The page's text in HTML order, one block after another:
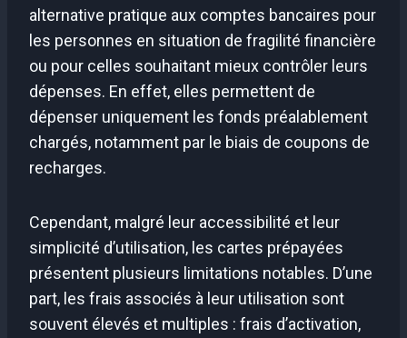
alternative pratique aux comptes bancaires pour
les personnes en situation de fragilité financière
ou pour celles souhaitant mieux contrôler leurs
dépenses. En effet, elles permettent de
dépenser uniquement les fonds préalablement
chargés, notamment par le biais de coupons de
recharges.
Cependant, malgré leur accessibilité et leur
simplicité d’utilisation, les cartes prépayées
présentent plusieurs limitations notables. D’une
part, les frais associés à leur utilisation sont
souvent élevés et multiples : frais d’activation,